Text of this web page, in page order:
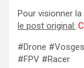
Pour visionner
le post original:
#Drone
#FPV #Racer